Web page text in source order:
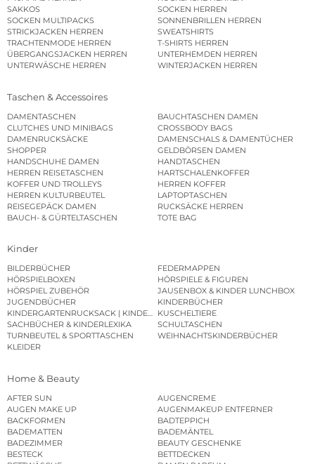
SAKKOS
SOCKEN HERREN
SOCKEN MULTIPACKS
SONNENBRILLEN HERREN
STRICKJACKEN HERREN
SWEATSHIRTS
TRACHTENMODE HERREN
T-SHIRTS HERREN
ÜBERGANGSJACKEN HERREN
UNTERHEMDEN HERREN
UNTERWÄSCHE HERREN
WINTERJACKEN HERREN
Taschen & Accessoires
DAMENTASCHEN
BAUCHTASCHEN DAMEN
CLUTCHES UND MINIBAGS
CROSSBODY BAGS
DAMENRUCKSÄCKE
DAMENSCHALS & DAMENTÜCHER
SHOPPER
GELDBÖRSEN DAMEN
HANDSCHUHE DAMEN
HANDTASCHEN
HERREN REISETASCHEN
HARTSCHALENKOFFER
KOFFER UND TROLLEYS
HERREN KOFFER
HERREN KULTURBEUTEL
LAPTOPTASCHEN
REISEGEPÄCK DAMEN
RUCKSÄCKE HERREN
BAUCH- & GÜRTELTASCHEN
TOTE BAG
Kinder
BILDERBÜCHER
FEDERMAPPEN
HÖRSPIELBOXEN
HÖRSPIELE & FIGUREN
HÖRSPIEL ZUBEHÖR
JAUSENBOX & KINDER LUNCHBOX
JUGENDBÜCHER
KINDERBÜCHER
KINDERGARTENRUCKSACK | KINDERGARTENBEUTEL
KUSCHELTIERE
SACHBÜCHER & KINDERLEXIKA
SCHULTASCHEN
TURNBEUTEL & SPORTTASCHEN
WEIHNACHTSKINDERBÜCHER
KLEIDER
Home & Beauty
AFTER SUN
AUGENCREME
AUGEN MAKE UP
AUGENMAKEUP ENTFERNER
BACKFORMEN
BADTEPPICH
BADEMATTEN
BADEMÄNTEL
BADEZIMMER
BEAUTY GESCHENKE
BESTECK
BETTDECKEN